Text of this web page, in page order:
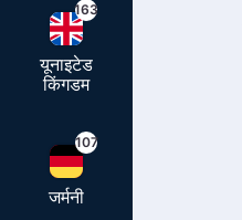
163
यूनाइटेड
किंगडम
107
जर्मनी